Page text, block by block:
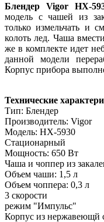
Блендер Vigor HX-
модель с чашей из
только измельчать и
колоть лед. Чаша
же в комплекте идет
данной модели
Корпус прибора
Технические
Тип: Блендер
Производитель: Vigor
Модель: HX-5930
Стационарный
Мощность: 650 Вт
Чаша и чоппер из
Объем чаши: 1,5 л
Объем чоппера: 0,3 л
3 скорости
режим "Импульс"
Корпус из нержавеющй